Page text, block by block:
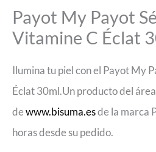
Payot My Payot
Vitamine C Éclat
Ilumina tu piel con el Payot My
Éclat 30ml.Un producto del
dewww.bisuma.esde la marca
horas desde su pedido.